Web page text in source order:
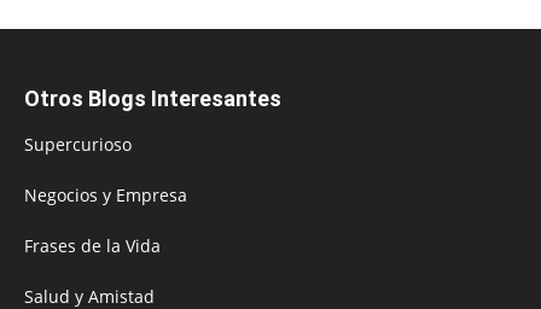
Otros Blogs Interesantes
Supercurioso
Negocios y Empresa
Frases de la Vida
Salud y Amistad